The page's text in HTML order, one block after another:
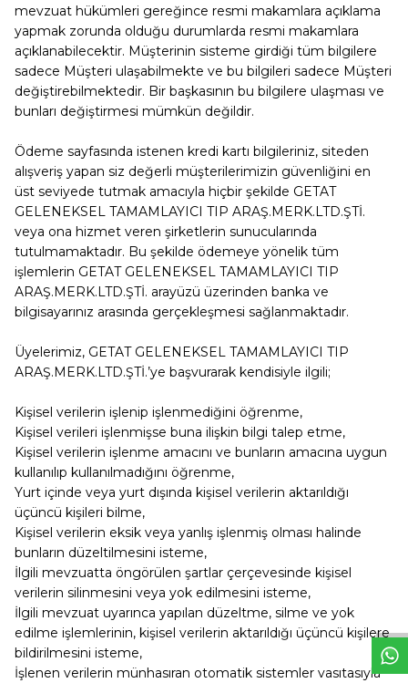
mevzuat hükümleri gereğince resmi makamlara açıklama
yapmak zorunda olduğu durumlarda resmi makamlara
açıklanabilecektir. Müşterinin sisteme girdiği tüm bilgilere
sadece Müşteri ulaşabilmekte ve bu bilgileri sadece Müşteri
değiştirebilmektedir. Bir başkasının bu bilgilere ulaşması ve
bunları değiştirmesi mümkün değildir.
Ödeme sayfasında istenen kredi kartı bilgileriniz, siteden
alışveriş yapan siz değerli müşterilerimizin güvenliğini en
üst seviyede tutmak amacıyla hiçbir şekilde GETAT
GELENEKSEL TAMAMLAYICI TIP ARAŞ.MERK.LTD.ŞTİ.
veya ona hizmet veren şirketlerin sunucularında
tutulmamaktadır. Bu şekilde ödemeye yönelik tüm
işlemlerin GETAT GELENEKSEL TAMAMLAYICI TIP
ARAŞ.MERK.LTD.ŞTİ. arayüzü üzerinden banka ve
bilgisayarınız arasında gerçekleşmesi sağlanmaktadır.
Üyelerimiz, GETAT GELENEKSEL TAMAMLAYICI TIP
ARAŞ.MERK.LTD.ŞTİ.’ye başvurarak kendisiyle ilgili;
Kişisel verilerin işlenip işlenmediğini öğrenme,
Kişisel verileri işlenmişse buna ilişkin bilgi talep etme,
Kişisel verilerin işlenme amacını ve bunların amacına uygun
kullanılıp kullanılmadığını öğrenme,
Yurt içinde veya yurt dışında kişisel verilerin aktarıldığı
üçüncü kişileri bilme,
Kişisel verilerin eksik veya yanlış işlenmiş olması halinde
bunların düzeltilmesini isteme,
İlgili mevzuatta öngörülen şartlar çerçevesinde kişisel
verilerin silinmesini veya yok edilmesini isteme,
İlgili mevzuat uyarınca yapılan düzeltme, silme ve yok
edilme işlemlerinin, kişisel verilerin aktarıldığı üçüncü kişilere
bildirilmesini isteme,
İşlenen verilerin münhasıran otomatik sistemler vasıtasıyla